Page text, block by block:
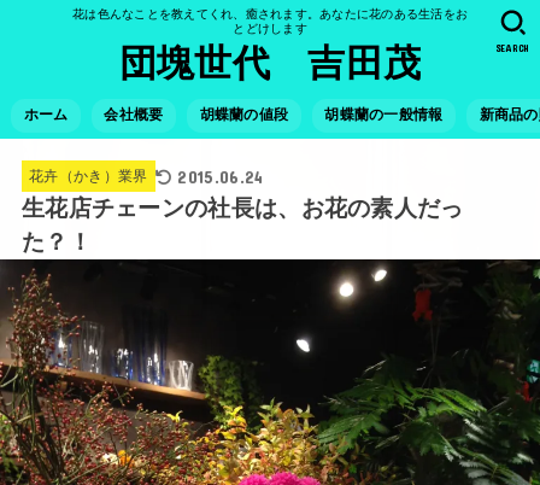
花は色んなことを教えてくれ、癒されます。あなたに花のある生活をお
とどけします
団塊世代 吉田茂
ホーム 会社概要 胡蝶蘭の値段 胡蝶蘭の一般情報 新商品
SEARCH
花卉（かき）業界 2015.06.24
生花店チェーンの社長は、お花の素人だっ
た？！